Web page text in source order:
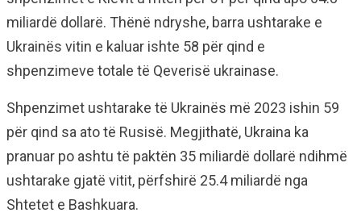
miliardë dollarë. Thënë ndryshe, barra ushtarake e
Ukrainës vitin e kaluar ishte 58 për qind e
shpenzimeve totale të Qeverisë ukrainase.
Shpenzimet ushtarake të Ukrainës më 2023 ishin 59
për qind sa ato të Rusisë. Megjithatë, Ukraina ka
pranuar po ashtu të paktën 35 miliardë dollarë ndihmë
ushtarake gjatë vitit, përfshirë 25.4 miliardë nga
Shtetet e Bashkuara.